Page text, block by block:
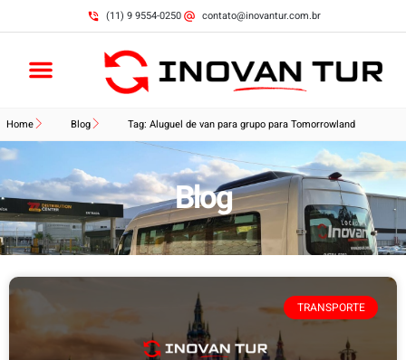
(11) 9 9554-0250 contato@inovantur.com.br
Home Blog Tag: Aluguel de van para grupo para Tomorrowland
Blog
TRANSPORTE